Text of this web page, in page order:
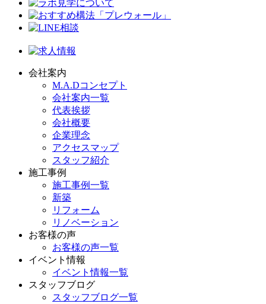
会社案内
M.A.Dコンセプト
会社案内一覧
代表挨拶
会社概要
企業理念
アクセスマップ
スタッフ紹介
施工事例
施工事例一覧
新築
リフォーム
リノベーション
お客様の声
お客様の声一覧
イベント情報
イベント情報一覧
スタッフブログ
スタッフブログ一覧